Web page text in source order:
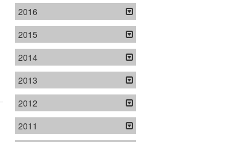
2016
2015
2014
2013
2012
2011